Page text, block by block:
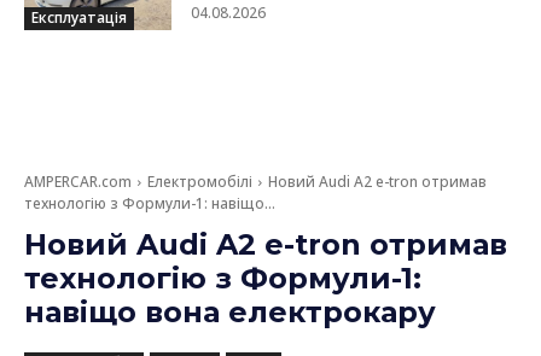
Експлуатація 04.08.2026